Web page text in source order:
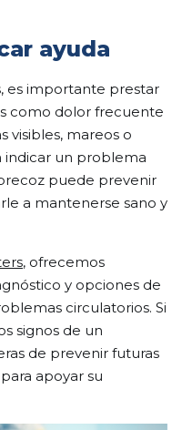
ayuda
es importante prestar
como dolor frecuente
visibles, mareos o
indicar un problema
puede prevenir
a mantenerse sano y
, ofrecemos
y opciones de
circulatorios. Si
signos de un
de prevenir futuras
apoyar su